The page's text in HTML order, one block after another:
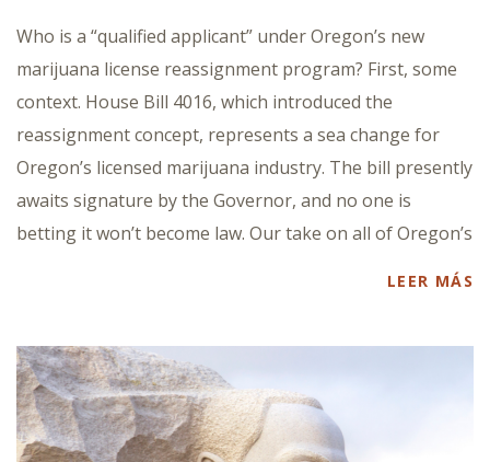
Who is a “qualified applicant” under Oregon’s new
marijuana license reassignment program? First, some
context. House Bill 4016, which introduced the
reassignment concept, represents a sea change for
Oregon’s licensed marijuana industry. The bill presently
awaits signature by the Governor, and no one is
betting it won’t become law. Our take on all of Oregon’s
LEER MÁS